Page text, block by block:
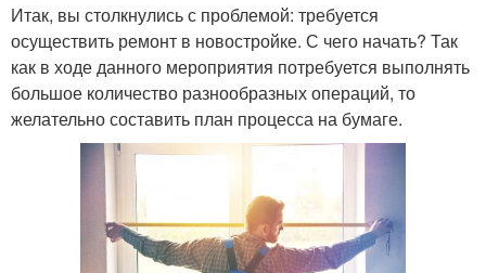
Итак, вы столкнулись с проблемой: требуется
осуществить ремонт в новостройке. С чего начать? Так
как в ходе данного мероприятия потребуется выполнять
большое количество разнообразных операций, то
желательно составить план процесса на бумаге.